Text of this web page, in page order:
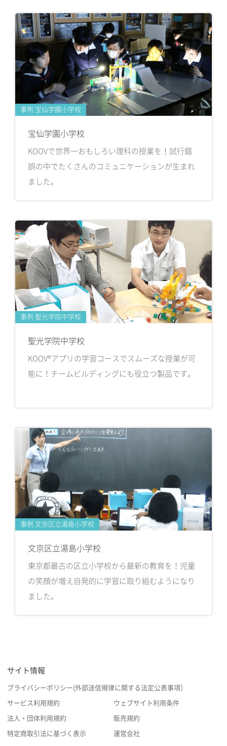
事例 宝仙学園小学校
宝仙学園小学校
KOOVで世界一おもしろい理科の授業を！試行錯
誤の中でたくさんのコミュニケーションが生まれ
ました。
事例 聖光学院中学校
聖光学院中学校
KOOV®アプリの学習コースでスムーズな授業が可
能に！チームビルディングにも役立つ製品です。
事例 文京区立湯島小学校
文京区立湯島小学校
東京都最古の区立小学校から最新の教育を！児童
の笑顔が増え自発的に学習に取り組むようになり
ました。
サイト情報
プライバシーポリシー(外部送信規律に関する法定公表事項）
サービス利用規約 ウェブサイト利用条件
法人・団体利用規約 販売規約
特定商取引法に基づく表示 運営会社